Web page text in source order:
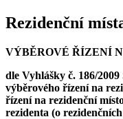
Rezidenční
VÝBĚROVÉ ŘÍZENÍ
dle Vyhlášky č. 186/
výběrového řízení na
řízení na rezidenční
rezidenta (o